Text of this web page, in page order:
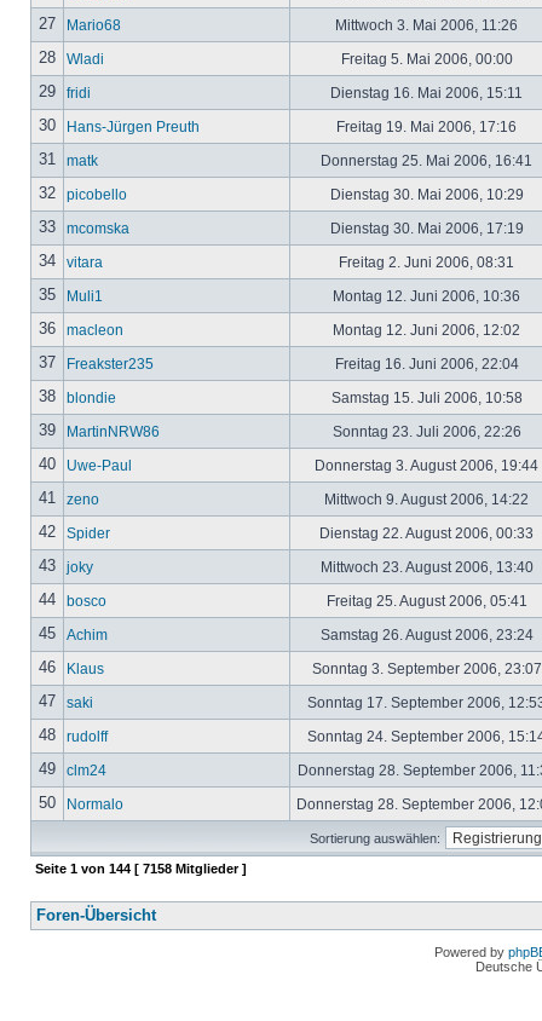
27 Mario68 Mittwoch 3. Mai 2006, 11:26
28 Wladi Freitag 5. Mai 2006, 00:00
29 fridi Dienstag 16. Mai 2006, 15:11
30 Hans-Jürgen Preuth Freitag 19. Mai 2006, 17:16
31 matk Donnerstag 25. Mai 2006, 16:41
32 picobello Dienstag 30. Mai 2006, 10:29
33 mcomska Dienstag 30. Mai 2006, 17:19
34 vitara Freitag 2. Juni 2006, 08:31
35 Muli1 Montag 12. Juni 2006, 10:36
36 macleon Montag 12. Juni 2006, 12:02
37 Freakster235 Freitag 16. Juni 2006, 22:04
38 blondie Samstag 15. Juli 2006, 10:58
39 MartinNRW86 Sonntag 23. Juli 2006, 22:26
40 Uwe-Paul Donnerstag 3. August 2006, 19:44
41 zeno Mittwoch 9. August 2006, 14:22
42 Spider Dienstag 22. August 2006, 00:33
43 joky Mittwoch 23. August 2006, 13:40
44 bosco Freitag 25. August 2006, 05:41
45 Achim Samstag 26. August 2006, 23:24
46 Klaus Sonntag 3. September 2006,
47 saki Sonntag 17. September 2006,
48 rudolff Sonntag 24. September 2006,
49 clm24 Donnerstag 28. September 2006,
50 Normalo Donnerstag 28. September 2006,
Sortierung auswählen:
Seite 1 von 144 [ 7158 Mitglieder ]
Foren-Übersicht
Powered by
Deutsche